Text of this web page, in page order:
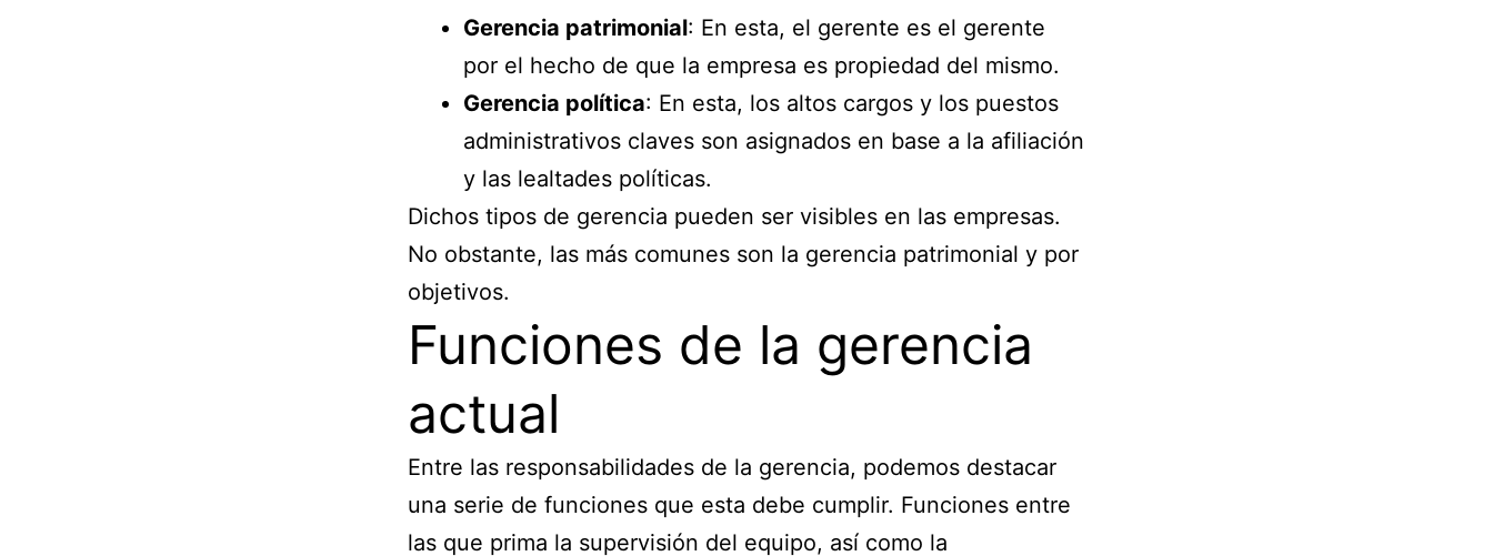
Gerencia patrimonial: En esta, el gerente es el gerente
por el hecho de que la empresa es propiedad del mismo.
Gerencia política: En esta, los altos cargos y los puestos
administrativos claves son asignados en base a la afiliación
y las lealtades políticas.
Dichos tipos de gerencia pueden ser visibles en las empresas.
No obstante, las más comunes son la gerencia patrimonial y por
objetivos.
Funciones de la gerencia
actual
Entre las responsabilidades de la gerencia, podemos destacar
una serie de funciones que esta debe cumplir. Funciones entre
las que prima la supervisión del equipo, así como la